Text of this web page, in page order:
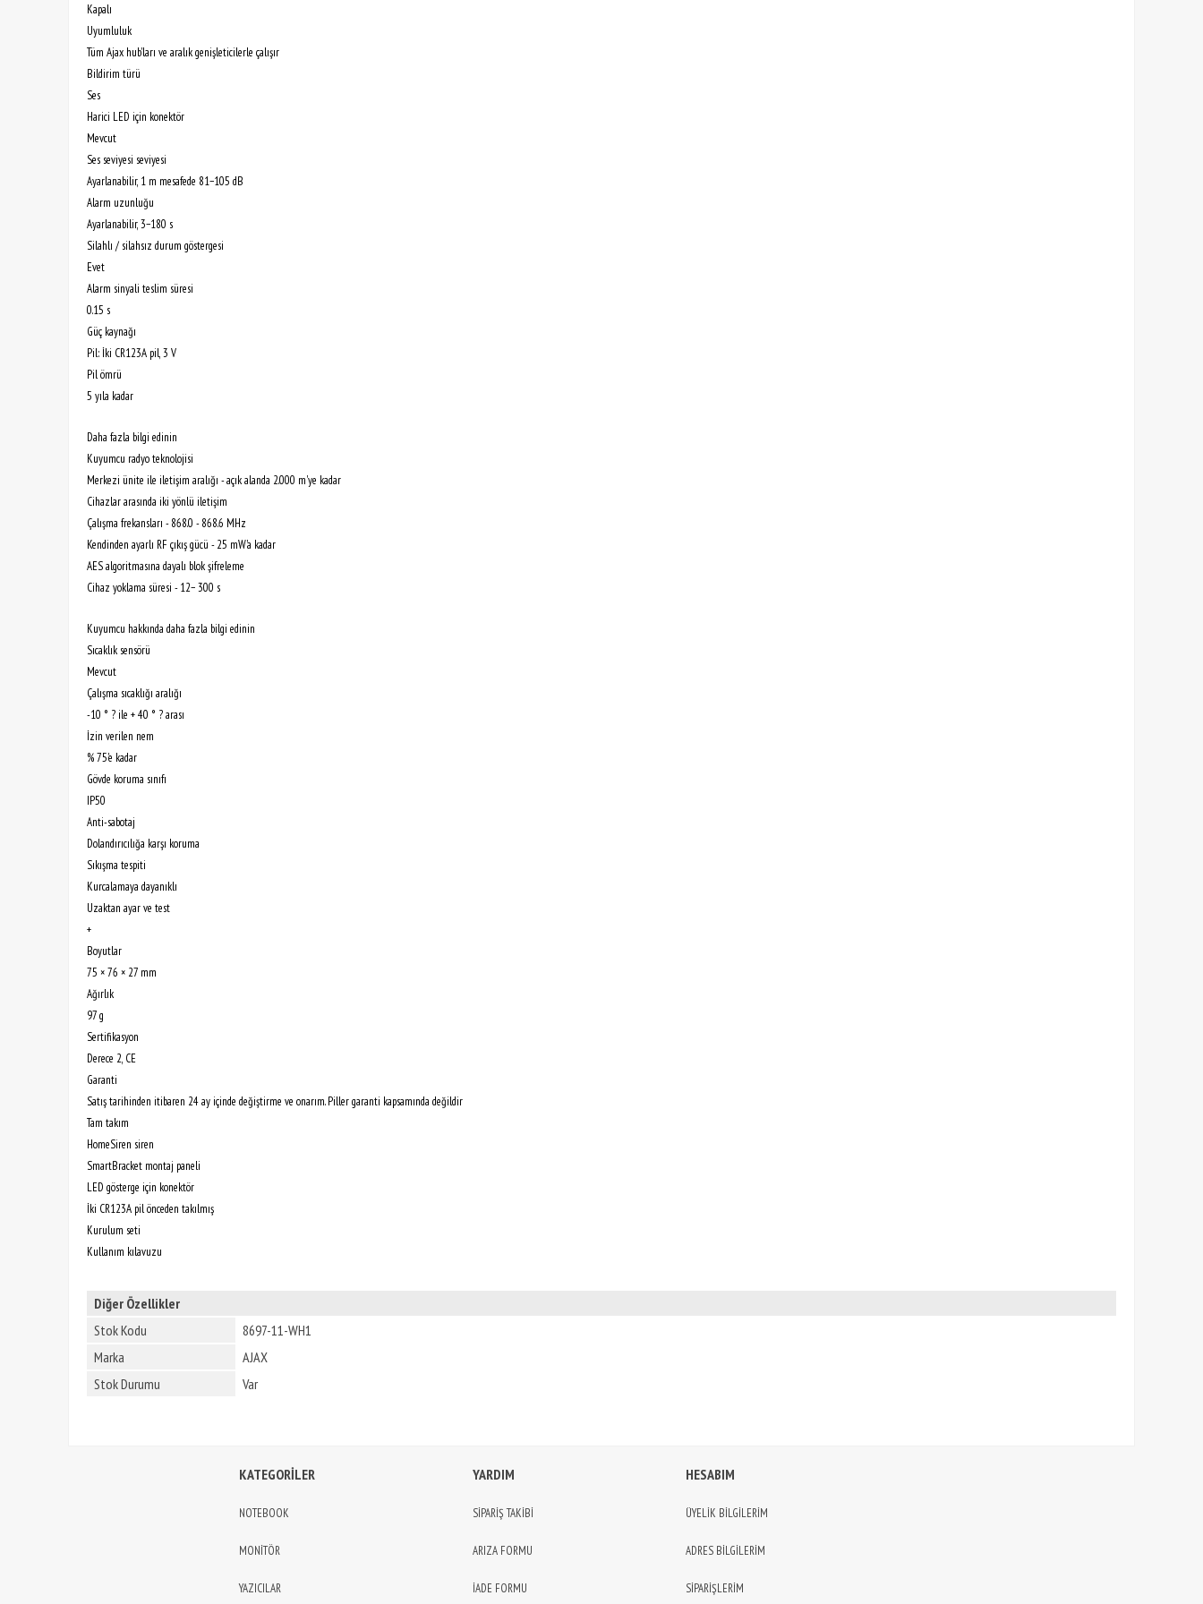
Kapalı
Uyumluluk
Tüm Ajax hub'ları ve aralık genişleticilerle çalışır
Bildirim türü
Ses
Harici LED için konektör
Mevcut
Ses seviyesi seviyesi
Ayarlanabilir, 1 m mesafede 81−105 dB
Alarm uzunluğu
Ayarlanabilir, 3−180 s
Silahlı / silahsız durum göstergesi
Evet
Alarm sinyali teslim süresi
0.15 s
Güç kaynağı
Pil: İki CR123A pil, 3 V
Pil ömrü
5 yıla kadar
Daha fazla bilgi edinin
Kuyumcu radyo teknolojisi
Merkezi ünite ile iletişim aralığı - açık alanda 2.000 m'ye kadar
Cihazlar arasında iki yönlü iletişim
Çalışma frekansları - 868.0 - 868.6 MHz
Kendinden ayarlı RF çıkış gücü - 25 mW'a kadar
AES algoritmasına dayalı blok şifreleme
Cihaz yoklama süresi - 12− 300 s
Kuyumcu hakkında daha fazla bilgi edinin
Sıcaklık sensörü
Mevcut
Çalışma sıcaklığı aralığı
-10 ° ? ile + 40 ° ? arası
İzin verilen nem
% 75'e kadar
Gövde koruma sınıfı
IP50
Anti-sabotaj
Dolandırıcılığa karşı koruma
Sıkışma tespiti
Kurcalamaya dayanıklı
Uzaktan ayar ve test
+
Boyutlar
75 × 76 × 27 mm
Ağırlık
97 g
Sertifikasyon
Derece 2, CE
Garanti
Satış tarihinden itibaren 24 ay içinde değiştirme ve onarım. Piller garanti kapsamında değildir
Tam takım
HomeSiren siren
SmartBracket montaj paneli
LED gösterge için konektör
İki CR123A pil önceden takılmış
Kurulum seti
Kullanım kılavuzu
Diğer Özellikler
Stok Kodu
8697-11-WH1
Marka
AJAX
Stok Durumu
Var
KATEGORİLER
NOTEBOOK
MONİTÖR
YAZICILAR
YARDIM
SİPARİŞ TAKİBİ
ARIZA FORMU
İADE FORMU
HESABIM
ÜYELİK BİLGİLERİM
ADRES BİLGİLERİM
SİPARİŞLERİM